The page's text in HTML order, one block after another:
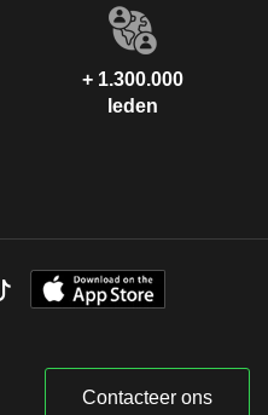
+ 1.300.000
leden
Contacteer ons